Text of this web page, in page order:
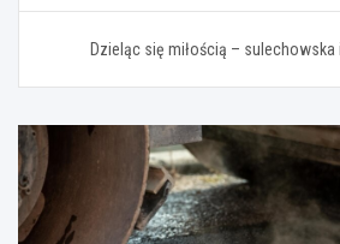
Dzieląc się miłością –